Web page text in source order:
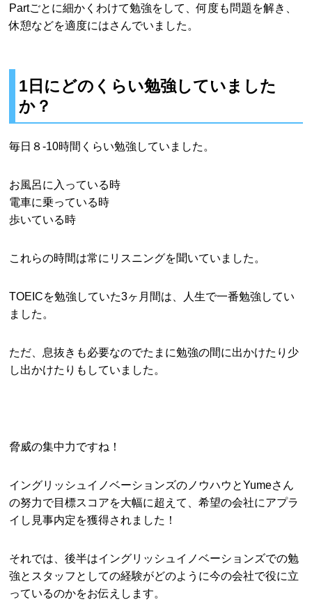
Partごとに細かくわけて勉強をして、何度も問題を解き、
休憩などを適度にはさんでいました。
1日にどのくらい勉強していました
か？
毎日８-10時間くらい勉強していました。
お風呂に入っている時
電車に乗っている時
歩いている時
これらの時間は常にリスニングを聞いていました。
TOEICを勉強していた3ヶ月間は、人生で一番勉強してい
ました。
ただ、息抜きも必要なのでたまに勉強の間に出かけたり少
し出かけたりもしていました。
脅威の集中力ですね！
イングリッシュイノベーションズのノウハウとYumeさん
の努力で目標スコアを大幅に超えて、希望の会社にアプラ
イし見事内定を獲得されました！
それでは、後半はイングリッシュイノベーションズでの勉
強とスタッフとしての経験がどのように今の会社で役に立
っているのかをお伝えします。